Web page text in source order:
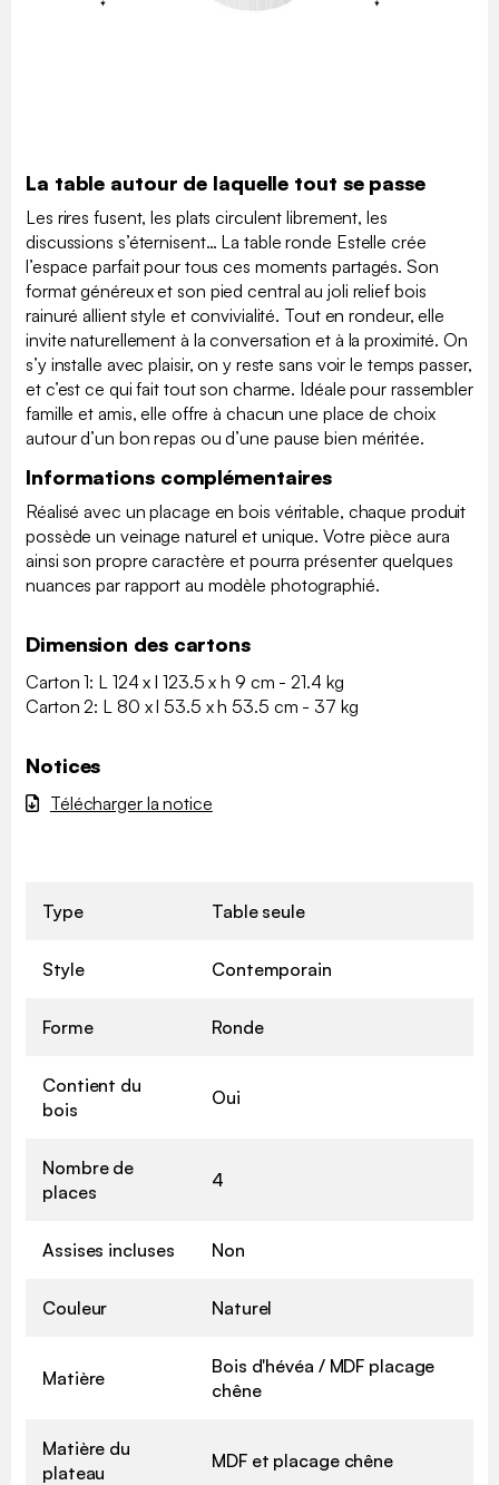
La table autour de laquelle tout se passe
Les rires fusent, les plats circulent librement, les
discussions s’éternisent… La table ronde Estelle crée
l’espace parfait pour tous ces moments partagés. Son
format généreux et son pied central au joli relief bois
rainuré allient style et convivialité. Tout en rondeur, elle
invite naturellement à la conversation et à la proximité. On
s’y installe avec plaisir, on y reste sans voir le temps passer,
et c’est ce qui fait tout son charme. Idéale pour rassembler
famille et amis, elle offre à chacun une place de choix
autour d’un bon repas ou d’une pause bien méritée.
Informations complémentaires
Réalisé avec un placage en bois véritable, chaque produit
possède un veinage naturel et unique. Votre pièce aura
ainsi son propre caractère et pourra présenter quelques
nuances par rapport au modèle photographié.
Dimension des cartons
Carton 1: L 124 x l 123.5 x h 9 cm - 21.4 kg
Carton 2: L 80 x l 53.5 x h 53.5 cm - 37 kg
Notices
Télécharger la notice
Type Table seule
Style Contemporain
Forme Ronde
Contient du
bois
Oui
Nombre de
places
4
Assises incluses Non
Couleur Naturel
Matière
Bois d'hévéa / MDF placage
chêne
Matière du
plateau
MDF et placage chêne